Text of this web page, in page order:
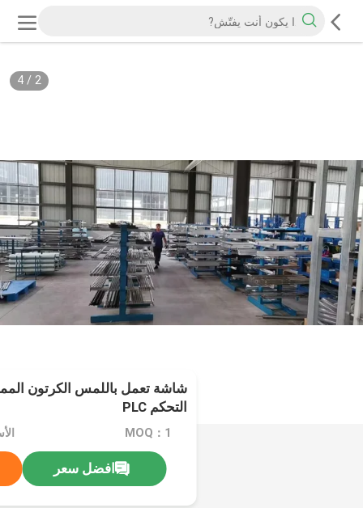
2
/
4
شاشة تعمل باللمس الكرتون
التحكم PLC
MOQ：1
افضل سعر